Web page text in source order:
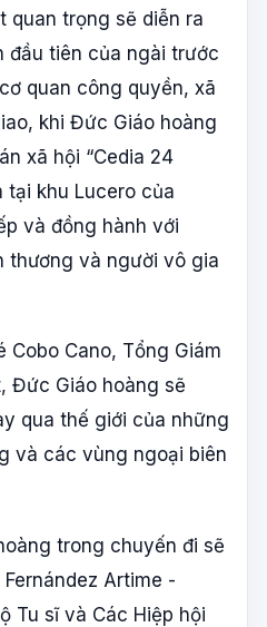
quan trọng sẽ diễn ra
đầu tiên của ngài trước
quan công quyền, xã
khi Đức Giáo hoàng
xã hội “Cedia 24
tại khu Lucero của
và đồng hành với
thương và người vô gia
Cano, Tổng Giám
Đức Giáo hoàng sẽ
qua thế giới của những
và các vùng ngoại biên
trong chuyến đi sẽ
Artime -
Tu sĩ và Các Hiệp hội